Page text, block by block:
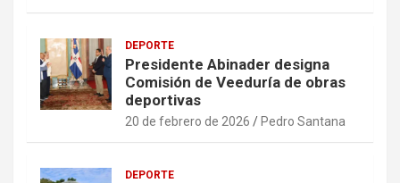
DEPORTE
Presidente Abinader designa
Comisión de Veeduría de obras
deportivas
20 de febrero de 2026 Pedro Santana
DEPORTE